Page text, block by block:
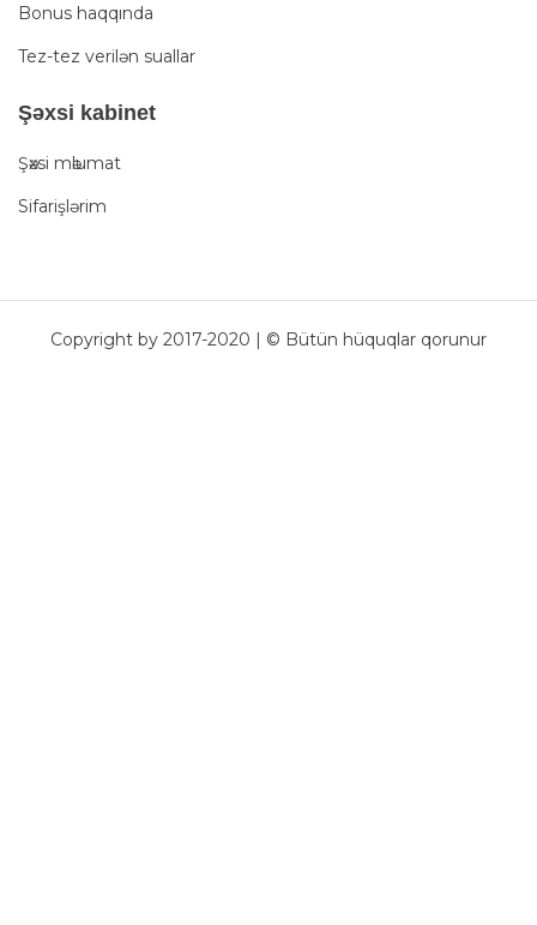
Bonus haqqında
Tez-tez verilən suallar
Şәxsi kabinet
Şәxsi mәlumat
Sifarişlərim
Copyright by 2017-2020 | © Bütün hüquqlar qorunur